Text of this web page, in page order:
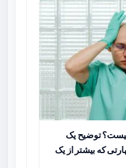
توضیح یک
که بیشتر از یک